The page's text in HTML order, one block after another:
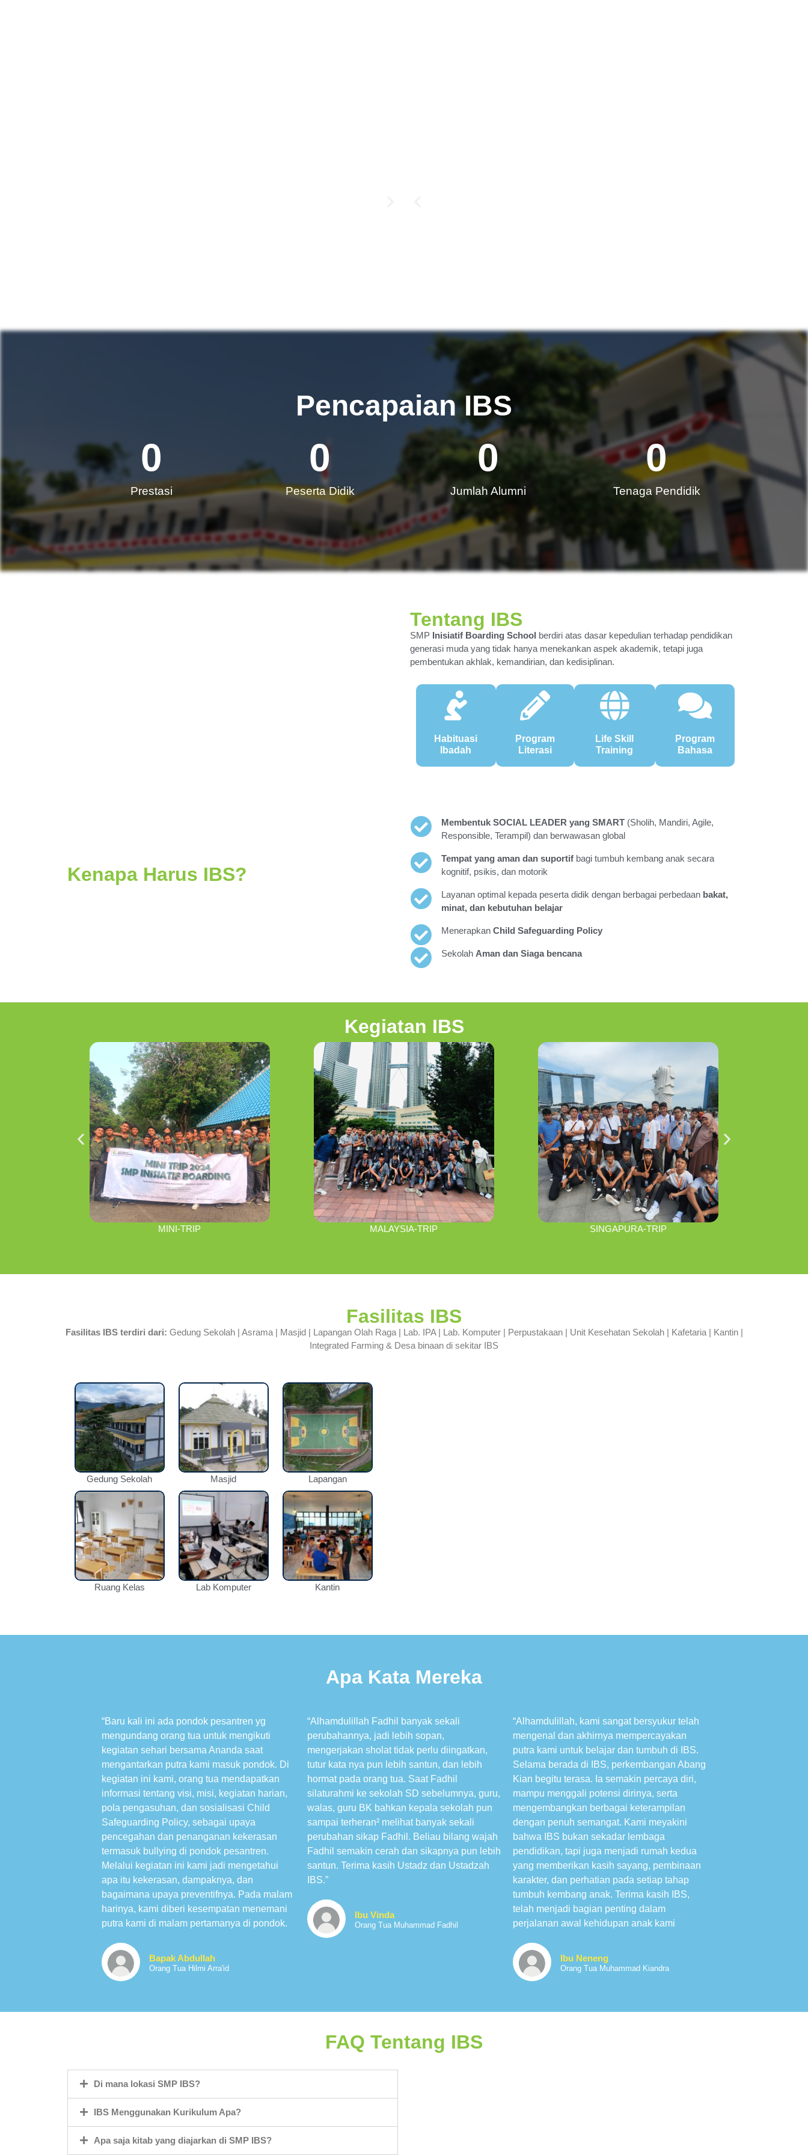
Pencapaian IBS
0
Prestasi
0
Peserta Didik
0
Jumlah Alumni​
0
Tenaga Pendidik
Tentang IBS
SMP Inisiatif Boarding School berdiri atas dasar kepedulian terhadap pendidikan
generasi muda yang tidak hanya menekankan aspek akademik, tetapi juga
pembentukan akhlak, kemandirian, dan kedisiplinan.
Habituasi
Ibadah
Program
Literasi
Life Skill
Training
Program
Bahasa
Kenapa Harus IBS?
Membentuk SOCIAL LEADER yang SMART (Sholih, Mandiri, Agile,
Responsible, Terampil) dan berwawasan global
Tempat yang aman dan suportif bagi tumbuh kembang anak secara
kognitif, psikis, dan motorik
Layanan optimal kepada peserta didik dengan berbagai perbedaan bakat,
minat, dan kebutuhan belajar
Menerapkan Child Safeguarding Policy
Sekolah Aman dan Siaga bencana
Kegiatan IBS
MINI-TRIP MALAYSIA-TRIP SINGAPURA-TRIP
Fasilitas IBS
Fasilitas IBS terdiri dari: Gedung Sekolah | Asrama | Masjid | Lapangan Olah Raga | Lab. IPA | Lab. Komputer | Perpustakaan | Unit Kesehatan Sekolah | Kafetaria | Kantin |
Integrated Farming & Desa binaan di sekitar IBS
Gedung Sekolah Masjid Lapangan
Ruang Kelas Lab Komputer Kantin
Apa Kata Mereka
“Baru kali ini ada pondok pesantren yg
mengundang orang tua untuk mengikuti
kegiatan sehari bersama Ananda saat
mengantarkan putra kami masuk pondok. Di
kegiatan ini kami, orang tua mendapatkan
informasi tentang visi, misi, kegiatan harian,
pola pengasuhan, dan sosialisasi Child
Safeguarding Policy, sebagai upaya
pencegahan dan penanganan kekerasan
termasuk bullying di pondok pesantren.
Melalui kegiatan ini kami jadi mengetahui
apa itu kekerasan, dampaknya, dan
bagaimana upaya preventifnya. Pada malam
harinya, kami diberi kesempatan menemani
putra kami di malam pertamanya di pondok.
Bapak Abdullah
Orang Tua Hilmi Arra'id
“Alhamdulillah Fadhil banyak sekali
perubahannya, jadi lebih sopan,
mengerjakan sholat tidak perlu diingatkan,
tutur kata nya pun lebih santun, dan lebih
hormat pada orang tua. Saat Fadhil
silaturahmi ke sekolah SD sebelumnya, guru,
walas, guru BK bahkan kepala sekolah pun
sampai terheran² melihat banyak sekali
perubahan sikap Fadhil. Beliau bilang wajah
Fadhil semakin cerah dan sikapnya pun lebih
santun. Terima kasih Ustadz dan Ustadzah
IBS.”
Ibu Vinda
Orang Tua Muhammad Fadhil
“Alhamdulillah, kami sangat bersyukur telah
mengenal dan akhirnya mempercayakan
putra kami untuk belajar dan tumbuh di IBS.
Selama berada di IBS, perkembangan Abang
Kian begitu terasa. Ia semakin percaya diri,
mampu menggali potensi dirinya, serta
mengembangkan berbagai keterampilan
dengan penuh semangat. Kami meyakini
bahwa IBS bukan sekadar lembaga
pendidikan, tapi juga menjadi rumah kedua
yang memberikan kasih sayang, pembinaan
karakter, dan perhatian pada setiap tahap
tumbuh kembang anak. Terima kasih IBS,
telah menjadi bagian penting dalam
perjalanan awal kehidupan anak kami
Ibu Neneng
Orang Tua Muhammad Kiandra
FAQ Tentang IBS
Di mana lokasi SMP IBS?
IBS Menggunakan Kurikulum Apa?
Apa saja kitab yang diajarkan di SMP IBS?